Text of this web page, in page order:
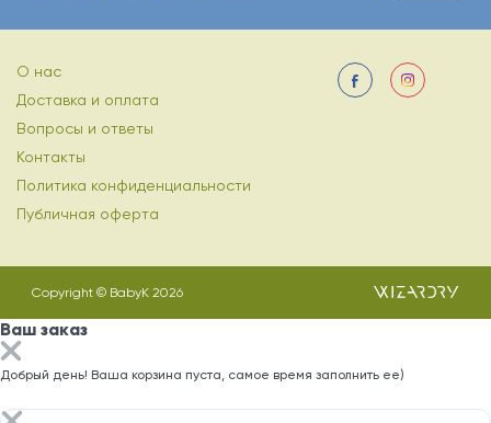
О нас
Доставка и оплата
Вопросы и ответы
Контакты
Политика конфиденциальности
Публичная оферта
Copyright © BabyK 2026
Ваш заказ
Добрый день! Ваша корзина пуста, самое время заполнить ее)